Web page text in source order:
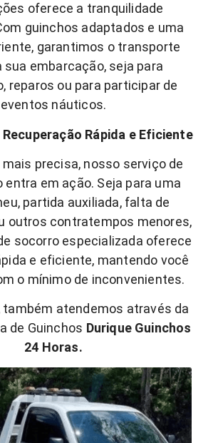
oferece a tranquilidade
guinchos adaptados e uma
garantimos o transporte
sua embarcação, seja para
reparos ou para participar de
eventos náuticos.
Rápida e Eficiente
mais precisa, nosso serviço de
entra em ação. Seja para uma
partida auxiliada, falta de
outros contratempos menores,
socorro especializada oferece
e eficiente, mantendo você
o mínimo de inconvenientes.
também atendemos através da
de Guinchos Durique Guinchos
24 Horas.